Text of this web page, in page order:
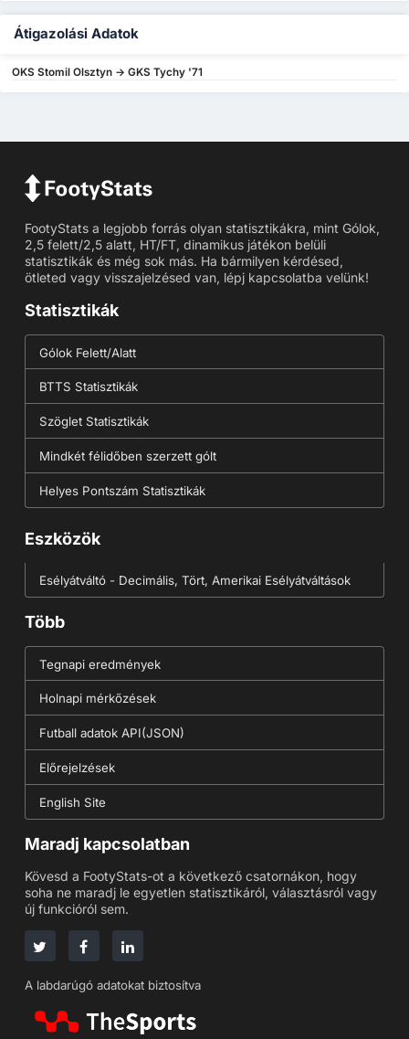
Átigazolási Adatok
OKS Stomil Olsztyn -> GKS Tychy '71
FootyStats a legjobb forrás olyan statisztikákra, mint Gólok,
2,5 felett/2,5 alatt, HT/FT, dinamikus játékon belüli
statisztikák és még sok más. Ha bármilyen kérdésed,
ötleted vagy visszajelzésed van, lépj kapcsolatba velünk!
Statisztikák
Gólok Felett/Alatt
BTTS Statisztikák
Szöglet Statisztikák
Mindkét félidőben szerzett gólt
Helyes Pontszám Statisztikák
Eszközök
Esélyátváltó - Decimális, Tört, Amerikai Esélyátváltások
Több
Tegnapi eredmények
Holnapi mérkőzések
Futball adatok API(JSON)
Előrejelzések
English Site
Maradj kapcsolatban
Kövesd a FootyStats-ot a következő csatornákon, hogy
soha ne maradj le egyetlen statisztikáról, választásról vagy
új funkcióról sem.
A labdarúgó adatokat biztosítva